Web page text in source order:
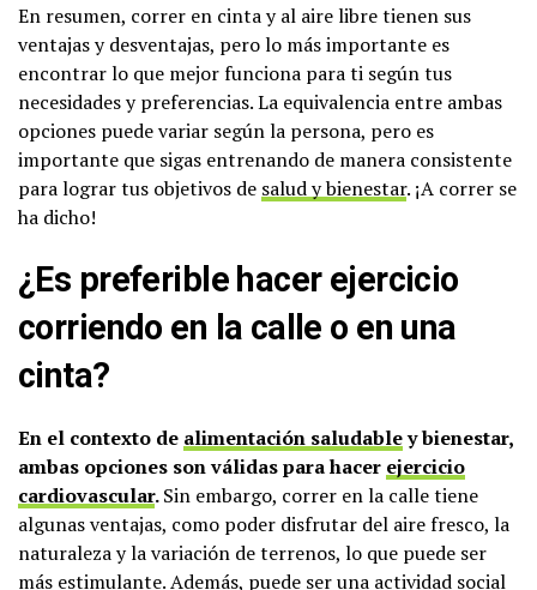
En resumen, correr en cinta y al aire libre tienen sus
ventajas y desventajas, pero lo más importante es
encontrar lo que mejor funciona para ti según tus
necesidades y preferencias. La equivalencia entre ambas
opciones puede variar según la persona, pero es
importante que sigas entrenando de manera consistente
para lograr tus objetivos de salud y bienestar. ¡A correr se
ha dicho!
¿Es preferible hacer ejercicio
corriendo en la calle o en una
cinta?
En el contexto de alimentación saludabley bienestar,
ambas opciones son válidas para hacer ejercicio
cardiovascular.Sin embargo, correr en la calle tiene
algunas ventajas, como poder disfrutar del aire fresco, la
naturaleza y la variación de terrenos, lo que puede ser
más estimulante. Además, puede ser una actividad social